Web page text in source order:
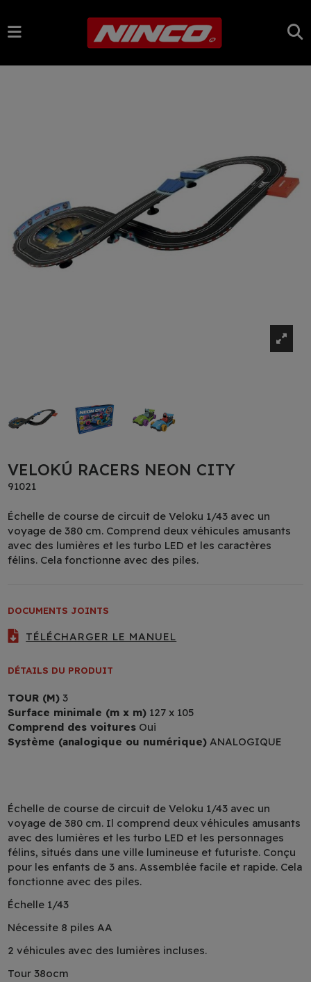
VELOKÚ RACERS NEON CITY
91021
Échelle de course de circuit de Veloku 1/43 avec un
voyage de 380 cm. Comprend deux véhicules amusants
avec des lumières et les turbo LED et les caractères
félins. Cela fonctionne avec des piles.
DOCUMENTS JOINTS
TÉLÉCHARGER LE MANUEL
DÉTAILS DU PRODUIT
TOUR (M) 3
Surface minimale (m x m) 127 x 105
Comprend des voitures Oui
Système (analogique ou numérique) ANALOGIQUE
Échelle de course de circuit de Veloku 1/43 avec un
voyage de 380 cm. Il comprend deux véhicules amusants
avec des lumières et les turbo LED et les personnages
félins, situés dans une ville lumineuse et futuriste. Conçu
pour les enfants de 3 ans. Assemblée facile et rapide. Cela
fonctionne avec des piles.
Échelle 1/43
Nécessite 8 piles AA
2 véhicules avec des lumières incluses.
Tour 38ocm